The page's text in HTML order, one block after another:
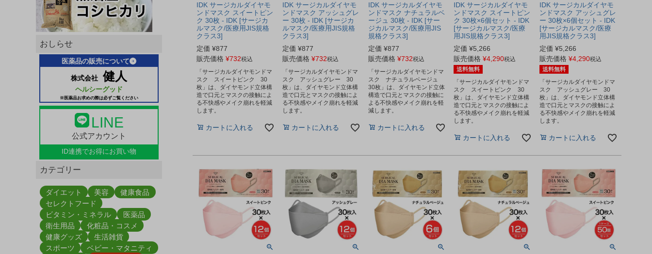
おしらせ
医薬品の販売について
株式会社 健人
ヘルシーグッド
※医薬品お求めの際は必ずご覧ください
LINE
公式アカウント
ID連携でお得にお買い物
カテゴリー
ダイエット 美容
健康食品
セレクトフード
ビタミン・ミネラル
医薬品
衛生用品
化粧品・コスメ
健康グッズ
生活雑貨
スポーツ
ベビー・マタニティ
IDK サージカルダイヤモ
ンドマスク スイートピン
ク 30枚 - IDK [サージカ
ルマスク/医療用JIS規格
クラス3]
定価 ¥877
販売価格 ¥732税込
「サージカルダイヤモンドマ
スク スイートピンク 30
枚」は、ダイヤモンド立体構
造で口元とマスクの接触によ
る不快感やメイク崩れを軽減
します。
カートに入れる
IDK サージカルダイヤモ
ンドマスク アッシュグレ
ー 30枚 - IDK [サージカ
ルマスク/医療用JIS規格
クラス3]
定価 ¥877
販売価格 ¥732税込
「サージカルダイヤモンドマ
スク アッシュグレー 30
枚」は、ダイヤモンド立体構
造で口元とマスクの接触によ
る不快感やメイク崩れを軽減
します。
カートに入れる
IDK サージカルダイヤモ
ンドマスク ナチュラルベ
ージュ 30枚 - IDK [サー
ジカルマスク/医療用JIS
規格クラス3]
定価 ¥877
販売価格 ¥732税込
「サージカルダイヤモンドマ
スク ナチュラルベージュ
30枚」は、ダイヤモンド立体
構造で口元とマスクの接触に
よる不快感やメイク崩れを軽
減します。
カートに入れる
IDK サージカルダイヤモ
ンドマスク スイートピン
ク 30枚×6個セット - IDK
[サージカルマスク/医療
用JIS規格クラス3]
定価 ¥5,266
販売価格 ¥4,290税込
送料無料
「サージカルダイヤモンドマ
スク スイートピンク 30
枚」は、ダイヤモンド立体構
造で口元とマスクの接触によ
る不快感やメイク崩れを軽減
します。
カートに入れる
IDK サージカルダイヤモ
ンドマスク アッシュグレ
ー 30枚×6個セット - IDK
[サージカルマスク/医療
用JIS規格クラス3]
定価 ¥5,266
販売価格 ¥4,290税込
送料無料
「サージカルダイヤモンドマ
スク アッシュグレー 30
枚」は、ダイヤモンド立体構
造で口元とマスクの接触によ
る不快感やメイク崩れを軽減
します。
カートに入れる